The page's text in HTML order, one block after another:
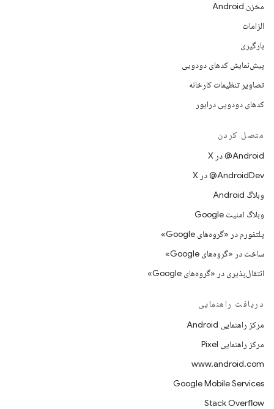
مخزن Android
الزامات
بارگیری
پیش‌نمایش کدهای دودویی
تصاویر تنظیمات کارخانه
کدهای دودویی درایور
متصل کردن
‫‎@Android در X
‫‎@AndroidDev در X
وبلاگ Android
وبلاگ امنیت Google
پلتفورم در «گروه‌های Google»
ساخت در «گروه‌های Google»
انتقال‌پذیری در «گروه‌های Google»
دریافت راهنمایی
مرکز راهنمایی Android
مرکز راهنمایی Pixel
www.android.com
Google Mobile Services
Stack Overflow